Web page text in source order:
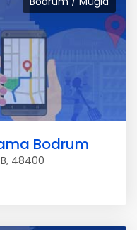
Bodrum
48400